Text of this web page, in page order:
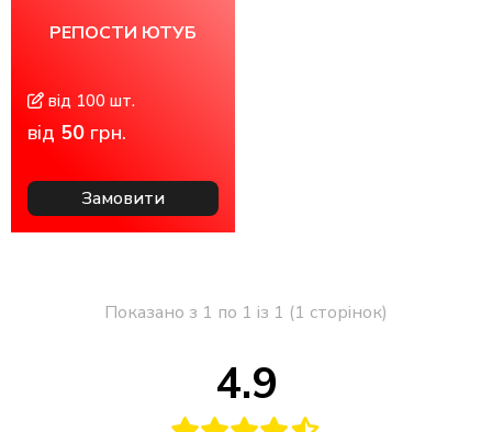
РЕПОСТИ ЮТУБ
від 100 шт.
від 50 грн.
Замовити
Показано з 1 по 1 із 1 (1 сторінок)
4.9